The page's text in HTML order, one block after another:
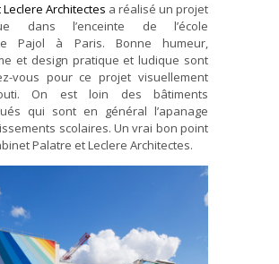
Architectes a réalisé un projet
dans l’enceinte de l’école
Pajol à Paris. Bonne humeur,
et design pratique et ludique sont
vous pour ce projet visuellement
On est loin des bâtiments
qui sont en général l’apanage
scolaires. Un vrai bon point
Palatre et Leclere Architectes.